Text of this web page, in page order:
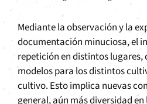
Mediante la observación y la
documentación minuciosa, el
repetición en distintos lugares,
modelos para los distintos
cultivo. Esto implica nuevas
general, aún más diversidad en